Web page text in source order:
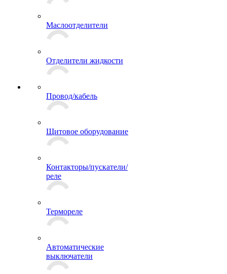
Маслоотделители
Отделители жидкости
Провод/кабель
Щитовое оборудование
Контакторы/пускатели/
реле
Термореле
Автоматические
выключатели